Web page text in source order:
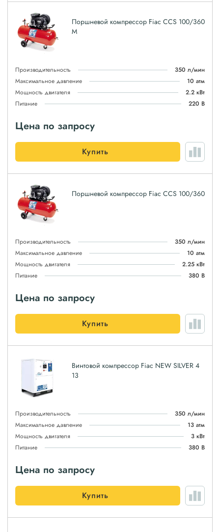
Поршневой компрессор Fiac CCS 100/360
M
Производительность
350 л/мин
Максимальное давление
10 атм
Мощность двигателя
2.2 кВт
Питание
220 В
Цена по запросу
Купить
Поршневой компрессор Fiac CCS 100/360
Производительность
350 л/мин
Максимальное давление
10 атм
Мощность двигателя
2.25 кВт
Питание
380 В
Цена по запросу
Купить
Винтовой компрессор Fiac NEW SILVER 4
13
Производительность
350 л/мин
Максимальное давление
13 атм
Мощность двигателя
3 кВт
Питание
380 В
Цена по запросу
Купить